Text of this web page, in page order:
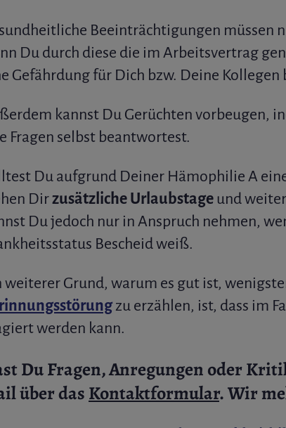
Beeinträchtigungen müssen
Du durch diese die im Arbeitsvertrag
Gefährdung für Dich bzw. Deine Kollegen
kannst Du Gerüchten vorbeugen,
Fragen selbst beantwortest.
Du aufgrund Deiner Hämophilie A
Dirzusätzliche Urlaubstage und
Du jedoch nur in Anspruch nehmen,
Bescheid weiß.
weiterer Grund, warum es gut ist,
zu erzählen, ist, dass im
werden kann.
Du Fragen, Anregungen oder
über dasKontaktformular.Wir